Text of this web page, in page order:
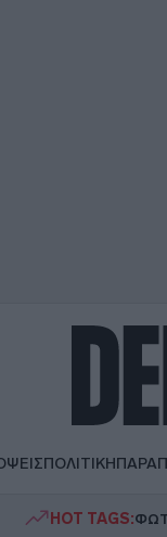
ΠΟΛΙΤΙΚΗ
HOT TAGS: